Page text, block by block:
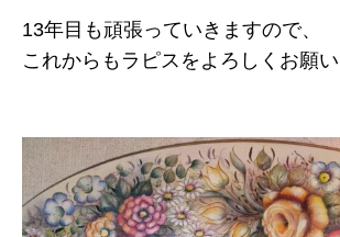
13年目も頑張っていきますので、
これからもラピスをよろしくお願